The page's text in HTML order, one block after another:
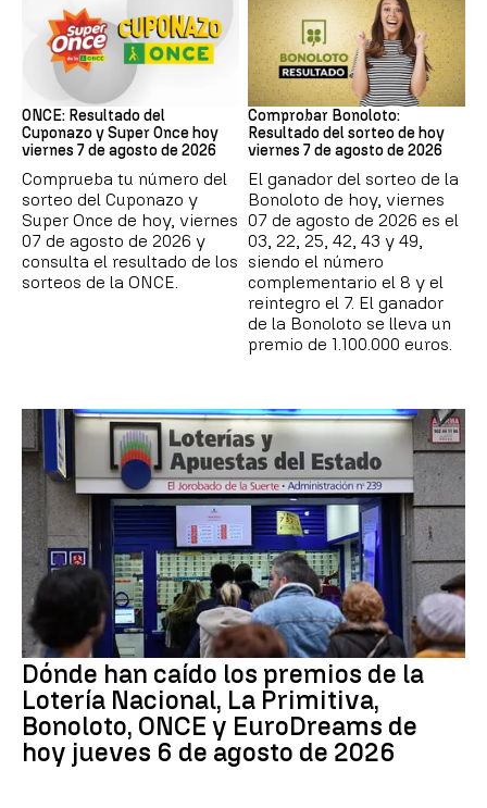
ONCE: Resultado del
Cuponazo y Super Once hoy
viernes 7 de agosto de 2026
Comprueba tu número del
sorteo del Cuponazo y
Super Once de hoy, viernes
07 de agosto de 2026 y
consulta el resultado de los
sorteos de la ONCE.
Bonoloto
Comprobar Bonoloto:
Resultado del sorteo de hoy
viernes 7 de agosto de 2026
El ganador del sorteo de la
Bonoloto de hoy, viernes
07 de agosto de 2026 es el
03, 22, 25, 42, 43 y 49,
siendo el número
complementario el 8 y el
reintegro el 7. El ganador
de la Bonoloto se lleva un
premio de 1.100.000 euros.
Dónde han caído los premios de la
Lotería Nacional, La Primitiva,
Bonoloto, ONCE y EuroDreams de
hoy jueves 6 de agosto de 2026